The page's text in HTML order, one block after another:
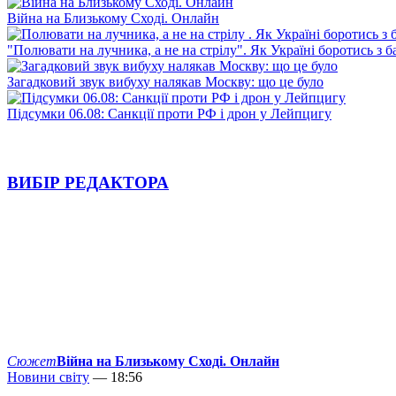
Війна на Близькому Сході. Онлайн
"Полювати на лучника, а не на стрілу". Як Україні боротись з
Загадковий звук вибуху налякав Москву: що це було
Підсумки 06.08: Санкції проти РФ і дрон у Лейпцигу
ВИБІР РЕДАКТОРА
СюжетВійна на Близькому Сході. Онлайн
Новини світу — 18:56